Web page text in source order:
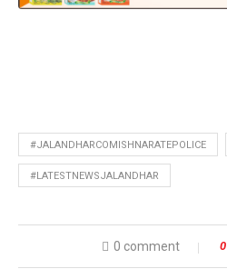
#JALANDHARCOMISHNARATEPOLICE
#LATESTNEWSJALANDHAR
0 comment 0